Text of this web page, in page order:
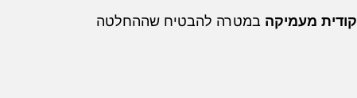
מעמיקה במטרה להבטיח שההחלטה